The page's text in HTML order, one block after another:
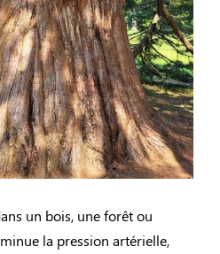
un bois, une forêt ou
la pression artérielle,